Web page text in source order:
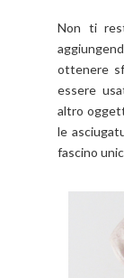
Non ti
ottenere
essere
altro
le
fascino